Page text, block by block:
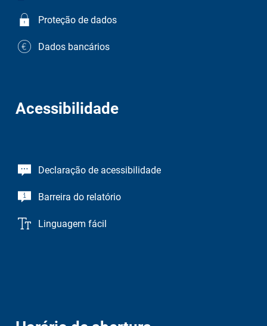
Proteção de dados
Dados bancários
Acessibilidade
Declaração de acessibilidade
Barreira do relatório
Linguagem fácil